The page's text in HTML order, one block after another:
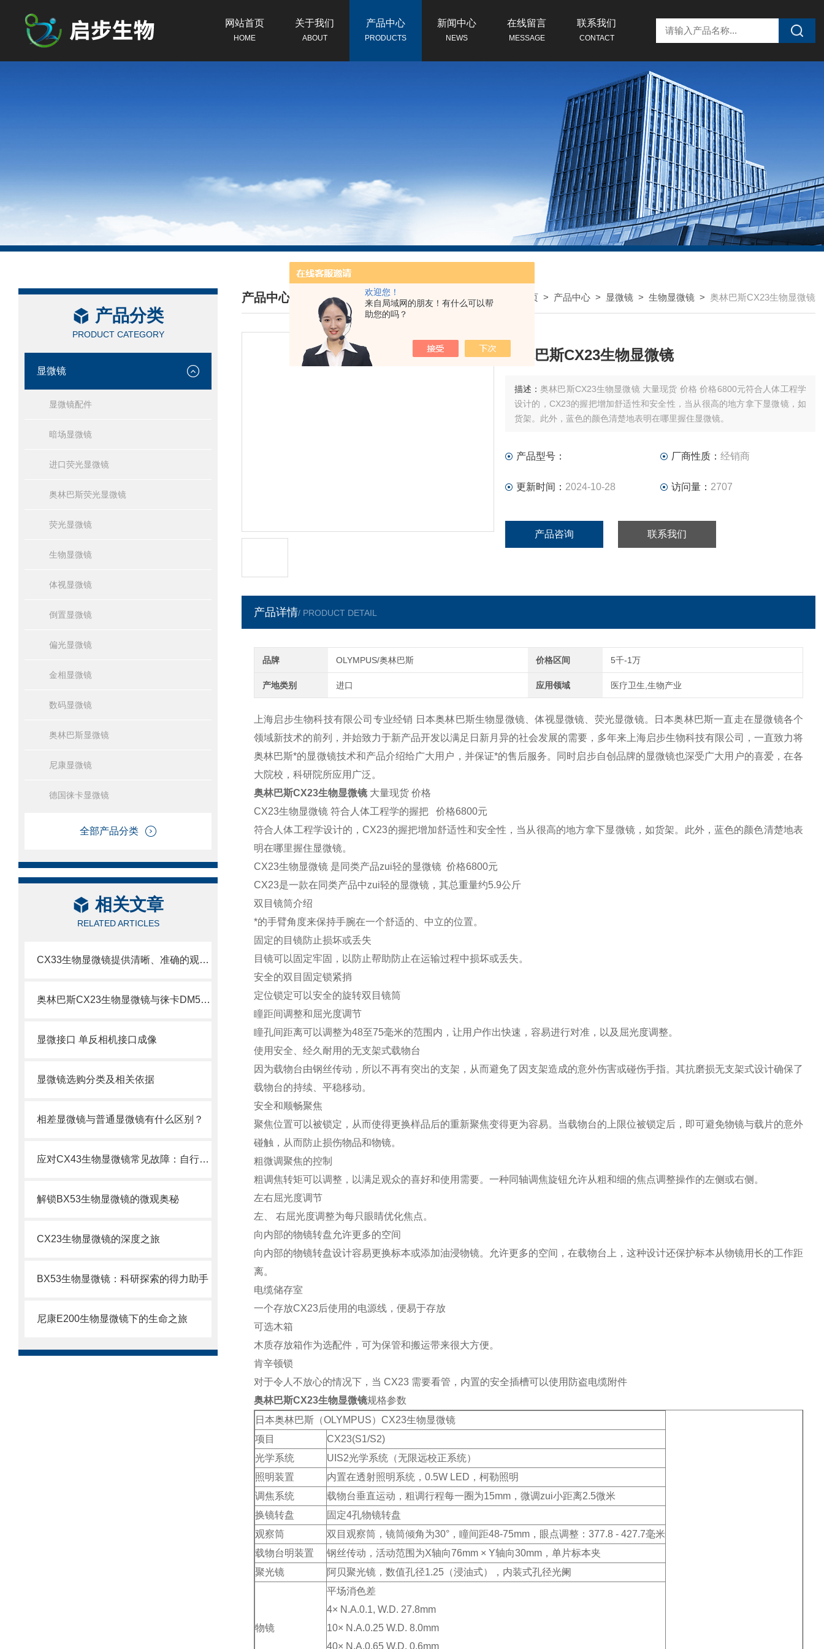
欢迎您！
来自局域网的朋友！有什么可以帮
助您的吗？
网站首页
HOME
关于我们
ABOUT
产品中心
PRODUCTS
新闻中心
NEWS
在线留言
MESSAGE
联系我们
CONTACT
产品分类
PRODUCT CATEGORY
显微镜
显微镜配件
暗场显微镜
进口荧光显微镜
奥林巴斯荧光显微镜
荧光显微镜
生物显微镜
体视显微镜
倒置显微镜
偏光显微镜
金相显微镜
数码显微镜
奥林巴斯显微镜
尼康显微镜
德国徕卡显微镜
全部产品分类
相关文章
RELATED ARTICLES
CX33生物显微镜提供清晰、准确的观察和分析样本的能力
奥林巴斯CX23生物显微镜与徕卡DM500生物显微镜比较
显微接口 单反相机接口成像
显微镜选购分类及相关依据
相差显微镜与普通显微镜有什么区别？
应对CX43生物显微镜常见故障：自行排查与解决妙招
解锁BX53生物显微镜的微观奥秘
CX23生物显微镜的深度之旅
BX53生物显微镜：科研探索的得力助手
尼康E200生物显微镜下的生命之旅
产品中心
/ PRODUCTS CENTER
我的位置： 首页 > 产品中心 > 显微镜 > 生物显微镜 > 奥林巴斯CX23生物显微镜
奥林巴斯CX23生物显微镜
描述： 奥林巴斯CX23生物显微镜 大量现货 价格 价格6800元符合人体工程学
设计的，CX23的握把增加舒适性和安全性，当从很高的地方拿下显微镜，如
货架。此外，蓝色的颜色清楚地表明在哪里握住显微镜。
产品型号： 厂商性质： 经销商
更新时间： 2024-10-28 访问量： 2707
产品咨询 联系我们
产品详情/ PRODUCT DETAIL
品牌 OLYMPUS/奥林巴斯 价格区间 5千-1万
产地类别 进口 应用领域 医疗卫生,生物产业
上海启步生物科技有限公司专业经销 日本奥林巴斯生物显微镜、体视显微镜、荧光显微镜。日本奥林巴斯一直走在显微镜各个
领域新技术的前列，并始致力于新产品开发以满足日新月异的社会发展的需要，多年来上海启步生物科技有限公司，一直致力将
奥林巴斯*的显微镜技术和产品介绍给广大用户，并保证*的售后服务。同时启步自创品牌的显微镜也深受广大用户的喜爱，在各
大院校，科研院所应用广泛。
奥林巴斯CX23生物显微镜 大量现货 价格
CX23生物显微镜 符合人体工程学的握把 价格6800元
符合人体工程学设计的，CX23的握把增加舒适性和安全性，当从很高的地方拿下显微镜，如货架。此外，蓝色的颜色清楚地表
明在哪里握住显微镜。
CX23生物显微镜 是同类产品zui轻的显微镜 价格6800元
CX23是一款在同类产品中zui轻的显微镜，其总重量约5.9公斤
双目镜筒介绍
*的手臂角度来保持手腕在一个舒适的、中立的位置。
固定的目镜防止损坏或丢失
目镜可以固定牢固，以防止帮助防止在运输过程中损坏或丢失。
安全的双目固定锁紧捎
定位锁定可以安全的旋转双目镜筒
瞳距间调整和屈光度调节
瞳孔间距离可以调整为48至75毫米的范围内，让用户作出快速，容易进行对准，以及屈光度调整。
使用安全、经久耐用的无支架式载物台
因为载物台由钢丝传动，所以不再有突出的支架，从而避免了因支架造成的意外伤害或碰伤手指。其抗磨损无支架式设计确保了
载物台的持续、平稳移动。
安全和顺畅聚焦
聚焦位置可以被锁定，从而使得更换样品后的重新聚焦变得更为容易。当载物台的上限位被锁定后，即可避免物镜与载片的意外
碰触，从而防止损伤物品和物镜。
粗微调聚焦的控制
粗调焦转矩可以调整，以满足观众的喜好和使用需要。一种同轴调焦旋钮允许从粗和细的焦点调整操作的左侧或右侧。
左右屈光度调节
左、 右屈光度调整为每只眼睛优化焦点。
向内部的物镜转盘允许更多的空间
向内部的物镜转盘设计容易更换标本或添加油浸物镜。允许更多的空间，在载物台上，这种设计还保护标本从物镜用长的工作距
离。
电缆储存室
一个存放CX23后使用的电源线，便易于存放
可选木箱
木质存放箱作为选配件，可为保管和搬运带来很大方便。
肯辛顿锁
对于令人不放心的情况下，当 CX23 需要看管，内置的安全插槽可以使用防盗电缆附件
奥林巴斯CX23生物显微镜规格参数
日本奥林巴斯（OLYMPUS）CX23生物显微镜
项目
CX23(S1/S2)
光学系统
UIS2光学系统（无限远校正系统）
照明装置
内置在透射照明系统，0.5W LED，柯勒照明
调焦系统
载物台垂直运动，粗调行程每一圈为15mm，微调zui小距离2.5微米
换镜转盘
固定4孔物镜转盘
观察筒
双目观察筒，镜筒倾角为30°，瞳间距48-75mm，眼点调整：377.8 - 427.7毫米
载物台明装置
钢丝传动，活动范围为X轴向76mm × Y轴向30mm，单片标本夹
聚光镜
阿贝聚光镜，数值孔径1.25（浸油式），内装式孔径光阑
物镜
平场消色差
4× N.A.0.1, W.D. 27.8mm
10× N.A.0.25 W.D. 8.0mm
40× N.A.0.65 W.D. 0.6mm